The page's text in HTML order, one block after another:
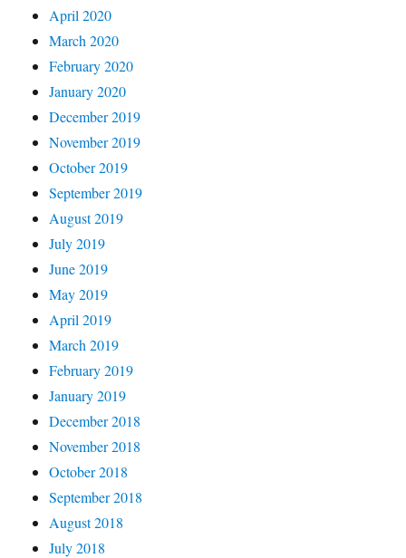
April 2020
March 2020
February 2020
January 2020
December 2019
November 2019
October 2019
September 2019
August 2019
July 2019
June 2019
May 2019
April 2019
March 2019
February 2019
January 2019
December 2018
November 2018
October 2018
September 2018
August 2018
July 2018